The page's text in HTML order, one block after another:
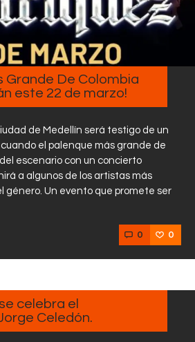
Grande De Colombia
este 22 de marzo!
de Medellín será testigo de un
el palenque más grande de
escenario con un concierto
a algunos de los artistas más
género. Un evento que promete ser
0 0
celebra el
Celedón.